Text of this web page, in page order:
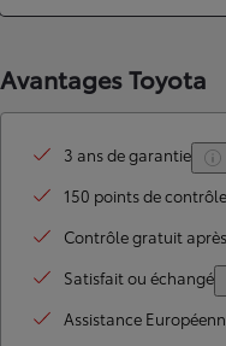
Avantages Toyota
3 ans de garantie
150 points de contrôle
Contrôle gratuit
Satisfait ou échangé
Assistance